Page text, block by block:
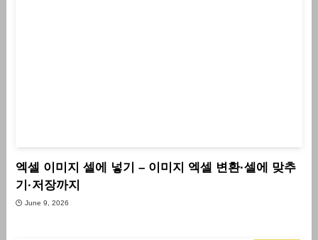
엑셀 이미지 셀에 넣기 – 이미지 엑셀 변환·셀에 맞추
기·저장까지
June 9, 2026